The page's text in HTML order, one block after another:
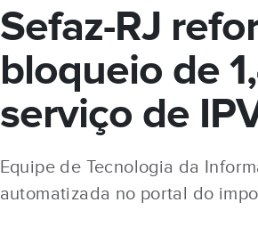
Sefaz-RJ
bloqueio de
serviço de
Equipe de Tecnologia da
automatizada no portal do